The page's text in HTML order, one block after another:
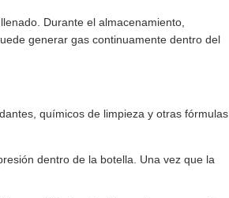
Durante el almacenamiento,
generar gas continuamente dentro del
químicos de limpieza y otras fórmulas
dentro de la botella. Una vez que la